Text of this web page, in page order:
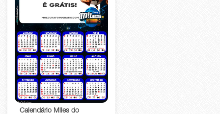
Calendário Miles do